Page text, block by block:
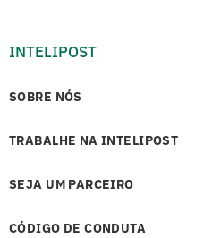
INTELIPOST
SOBRE NÓS
TRABALHE NA INTELIPOST
SEJA UM PARCEIRO
CÓDIGO DE CONDUTA